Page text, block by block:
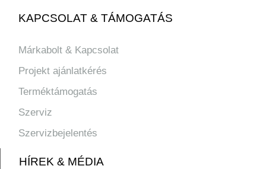
KAPCSOLAT & TÁMOGATÁS
Márkabolt & Kapcsolat
Projekt ajánlatkérés
Terméktámogatás
Szerviz
Szervizbejelentés
HÍREK & MÉDIA